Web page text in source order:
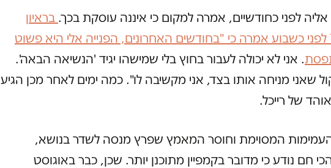
אליה לפני כחודשיים, אמרה למקום כי איננה עוסקת בכך. בראיון
לערוץ 7 לפני כשבוע אמרה כי "בחודשים האחרונים, הפנייה אלי היא פשוט
. אני לא יכולה לעבור בחוץ בלי שמישהו יגיד 'הנשיאה הבאה'.
שאני מניחה אותו בצד, אני מקשיבה לו". כמה ימים לאחר מכן הגיע
של רייכל.
המסוימת וחוסר המאמץ שפרץ מנסה לשדר בנושא,
חם נודע כי מדובר בקמפיין מתוכנן יותר. שכן, כבר באוגוסט